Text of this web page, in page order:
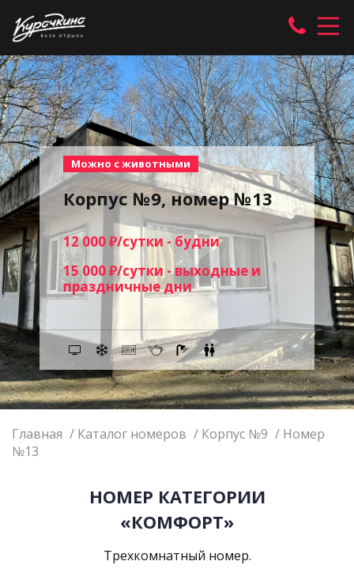
Можно с животными
Корпус №9, номер №13
12 000 ₽/сутки - будни
15 000 ₽/сутки - выходные и
праздничные дни
Главная Каталог номеров Корпус №9
Номер
№13
НОМЕР КАТЕГОРИИ
«КОМФОРТ»
Трехкомнатный номер.